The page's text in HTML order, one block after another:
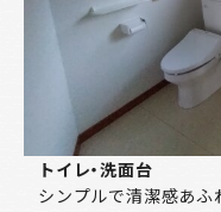
トイレ・洗面台
シンプルで清潔感あふ